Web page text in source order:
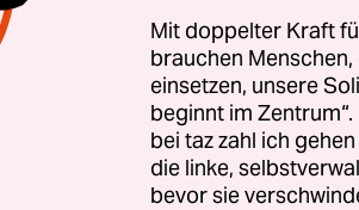
28-jährige Hamburger auch
3 der Weltrangliste geführt
nicht zu denjenigen, die
der Höhepunkt der
bei Zverev. Eine
Schwächen war es obendrein.
Mit doppelter Kraft
brauchen
einsetzen, unsere
beginnt im
bei taz zahl ich
die linke,
bevor sie